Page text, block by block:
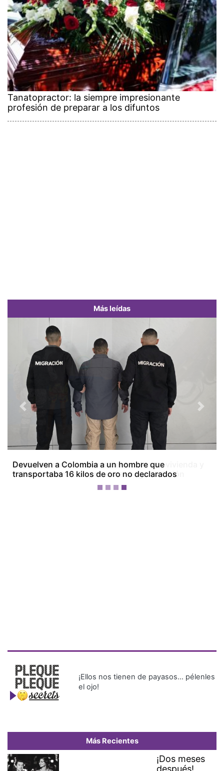
Tanatopractor: la siempre impresionante
profesión de preparar a los difuntos
Más leídas
Capturan a tres hombres dentro de una vivienda y
detienen a otro con presunta droga en Colón
Previous Next
¡Ellos nos tienen de payasos… pélenles
el ojo!
Más Recientes
¡Dos meses
después!